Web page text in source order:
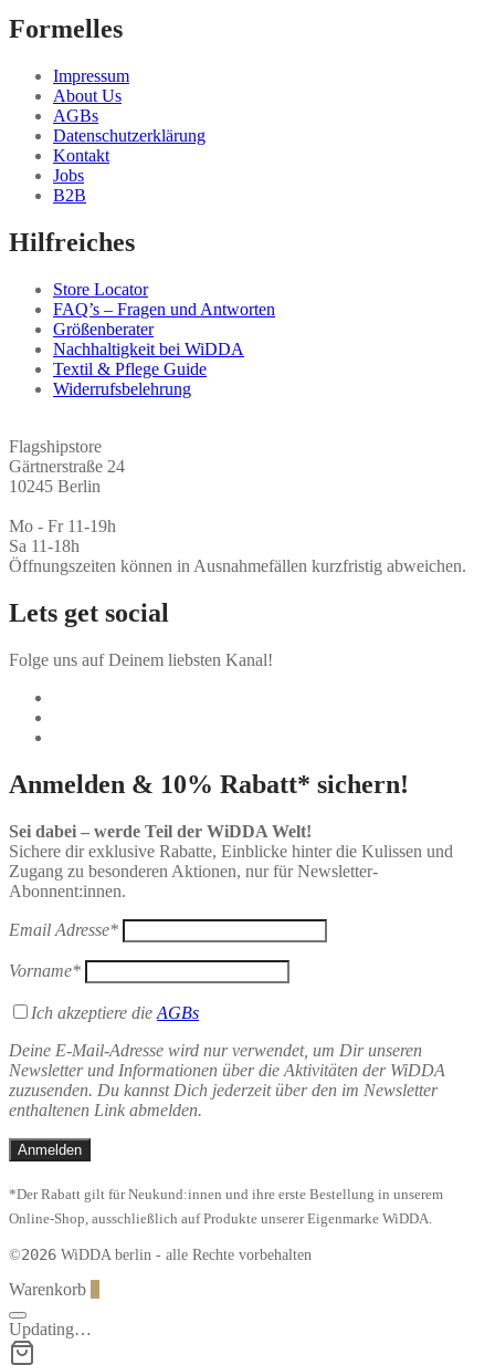
Formelles
Impressum
About Us
AGBs
Datenschutzerklärung
Kontakt
Jobs
B2B
Hilfreiches
Store Locator
FAQ’s – Fragen und Antworten
Größenberater
Nachhaltigkeit bei WiDDA
Textil & Pflege Guide
Widerrufsbelehrung
Flagshipstore
Gärtnerstraße 24
10245 Berlin
Mo - Fr 11-19h
Sa 11-18h
Öffnungszeiten können in Ausnahmefällen kurzfristig abweichen.
Lets get social
Folge uns auf Deinem liebsten Kanal!
Anmelden & 10% Rabatt* sichern!
Sei dabei – werde Teil der WiDDA Welt!
Sichere dir exklusive Rabatte, Einblicke hinter die Kulissen und
Zugang zu besonderen Aktionen, nur für Newsletter-
Abonnent:innen.
Email Adresse*
Vorname*
Ich akzeptiere die AGBs
Deine E-Mail-Adresse wird nur verwendet, um Dir unseren
Newsletter und Informationen über die Aktivitäten der WiDDA
zuzusenden. Du kannst Dich jederzeit über den im Newsletter
enthaltenen Link abmelden.
*Der Rabatt gilt für Neukund:innen und ihre erste Bestellung in unserem
Online-Shop, ausschließlich auf Produkte unserer Eigenmarke WiDDA.
©2026 WiDDA berlin - alle Rechte vorbehalten
Warenkorb
Updating…